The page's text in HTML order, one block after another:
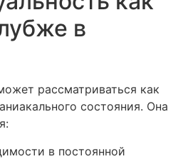
в
рассматриваться как
состояния. Она
в постоянной